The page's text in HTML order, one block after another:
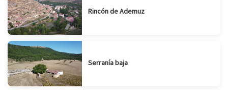
Rincón de Ademuz
Serranía baja